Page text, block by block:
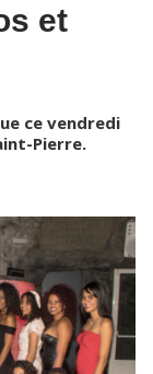
et
ce vendredi
Pierre.